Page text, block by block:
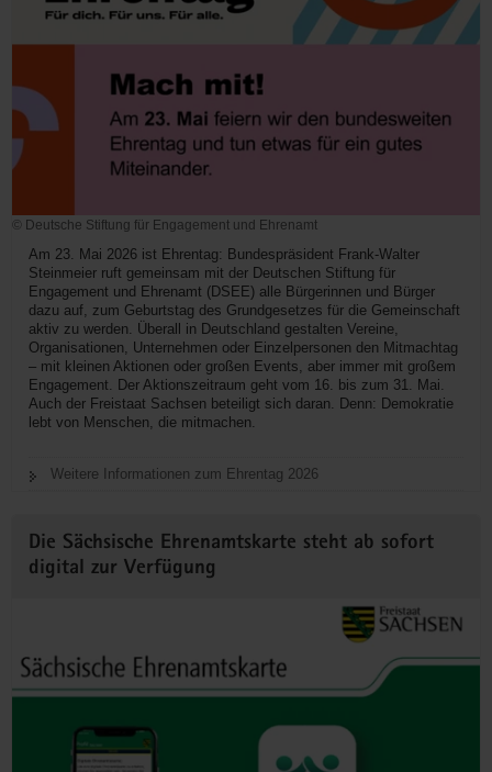
© Deutsche Stiftung für Engagement und Ehrenamt
Am 23. Mai 2026 ist Ehrentag: Bundespräsident Frank-Walter
Steinmeier ruft gemeinsam mit der Deutschen Stiftung für
Engagement und Ehrenamt (DSEE) alle Bürgerinnen und Bürger
dazu auf, zum Geburtstag des Grundgesetzes für die Gemeinschaft
aktiv zu werden. Überall in Deutschland gestalten Vereine,
Organisationen, Unternehmen oder Einzelpersonen den Mitmachtag
– mit kleinen Aktionen oder großen Events, aber immer mit großem
Engagement. Der Aktionszeitraum geht vom 16. bis zum 31. Mai.
Auch der Freistaat Sachsen beteiligt sich daran. Denn: Demokratie
lebt von Menschen, die mitmachen.
Weitere Informationen zum Ehrentag 2026
Die Sächsische Ehrenamtskarte steht ab sofort
digital zur Verfügung